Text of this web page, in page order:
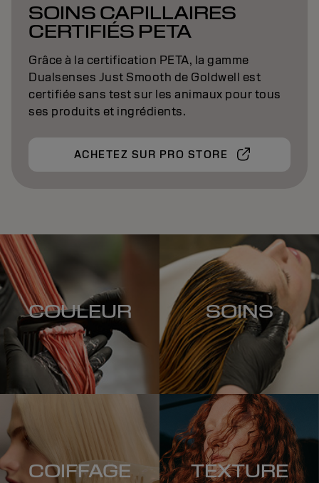
SOINS CAPILLAIRES
CERTIFIÉS PETA
Grâce à la certification PETA, la gamme
Dualsenses Just Smooth de Goldwell est
certifiée sans test sur les animaux pour tous
ses produits et ingrédients.
ACHETEZ SUR PRO STORE
COULEUR SOINS
COIFFAGE TEXTURE